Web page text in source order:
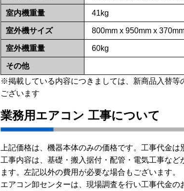
室内機重量 41kg
室外機サイズ 800mm x 950mm x
室外機重量 60kg
その他
※掲載している内容につきましては、新商品入替等
ございます
業務用エアコン 工事について
上記価格は、機器本体のみの価格です。工事代金は
工事内容は、基礎・搬入据付・配管・電気工事な
ます。左記以外の費用が必要な場合もございます。
エアコン卸センターは、現場調査を行い工事代金